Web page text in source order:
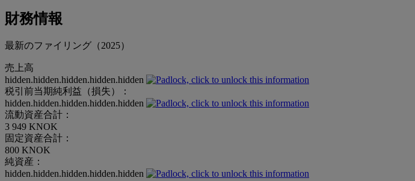
財務情報
最新のファイリング（2025）
売上高
hidden.hidden.hidden.hidden.hidden
税引前当期純利益（損失）：
hidden.hidden.hidden.hidden.hidden
流動資産合計：
3 949 KNOK
固定資産合計：
800 KNOK
純資産：
hidden.hidden.hidden.hidden.hidden